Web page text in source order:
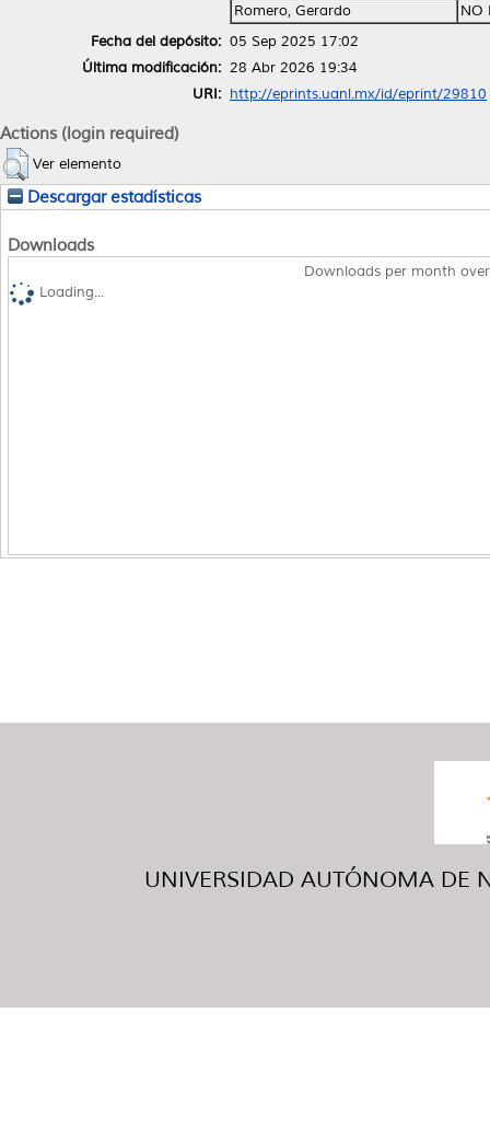
Romero, Gerardo
NO
Fecha del depósito: 05 Sep 2025 17:02
Última modificación: 28 Abr 2026 19:34
URI: http://eprints.uanl.mx/id/eprint/29810
Actions (login required)
Ver elemento
Descargar estadísticas
Downloads
Downloads per month
Loading...
UNIVERSIDAD AUTÓNOMA DE